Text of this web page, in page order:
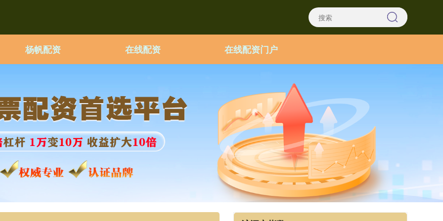
杨帆配资 在线配资 在线配资门户